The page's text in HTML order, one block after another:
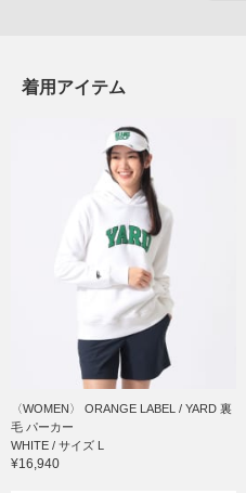
着用アイテム
〈WOMEN〉 ORANGE LABEL / YARD 裏
毛 パーカー
WHITE / サイズ L
¥16,940